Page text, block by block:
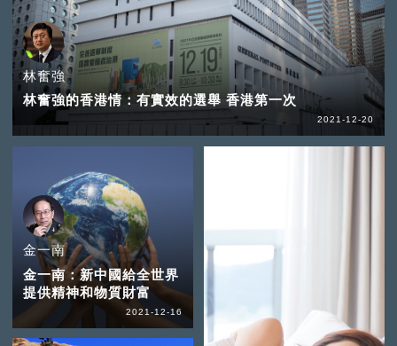
林奮強
林奮強的香港情：有實效的選舉 香港第一次
2021-12-20
金一南
金一南：新中國給全世界
提供精神和物質財富
2021-12-16